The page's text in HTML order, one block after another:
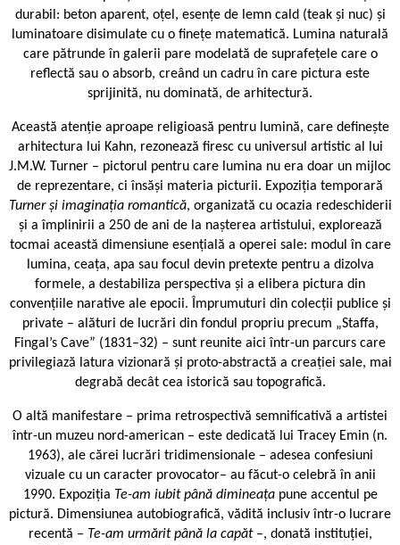
durabil: beton aparent, oțel, esențe de lemn cald (teak și nuc) și
luminatoare disimulate cu o finețe matematică. Lumina naturală
care pătrunde în galerii pare modelată de suprafețele care o
reflectă sau o absorb, creând un cadru în care pictura este
sprijinită, nu dominată, de arhitectură.
Această atenție aproape religioasă pentru lumină, care definește
arhitectura lui Kahn, rezonează firesc cu universul artistic al lui
J.M.W. Turner – pictorul pentru care lumina nu era doar un mijloc
de reprezentare, ci însăși materia picturii. Expoziția temporară
Turner și imaginația romantică, organizată cu ocazia redeschiderii
și a împlinirii a 250 de ani de la nașterea artistului, explorează
tocmai această dimensiune esențială a operei sale: modul în care
lumina, ceața, apa sau focul devin pretexte pentru a dizolva
formele, a destabiliza perspectiva și a elibera pictura din
convențiile narative ale epocii. Împrumuturi din colecții publice și
private – alături de lucrări din fondul propriu precum „Staffa,
Fingal’s Cave” (1831–32) – sunt reunite aici într-un parcurs care
privilegiază latura vizionară și proto-abstractă a creației sale, mai
degrabă decât cea istorică sau topografică.
O altă manifestare – prima retrospectivă semnificativă a artistei
într-un muzeu nord-american – este dedicată lui Tracey Emin (n.
1963), ale cărei lucrări tridimensionale – adesea confesiuni
vizuale cu un caracter provocator– au făcut-o celebră în anii
1990. Expoziția Te-am iubit până dimineața pune accentul pe
pictură. Dimensiunea autobiografică, vădită inclusiv într-o lucrare
recentă – Te-am urmărit până la capăt –, donată instituției,